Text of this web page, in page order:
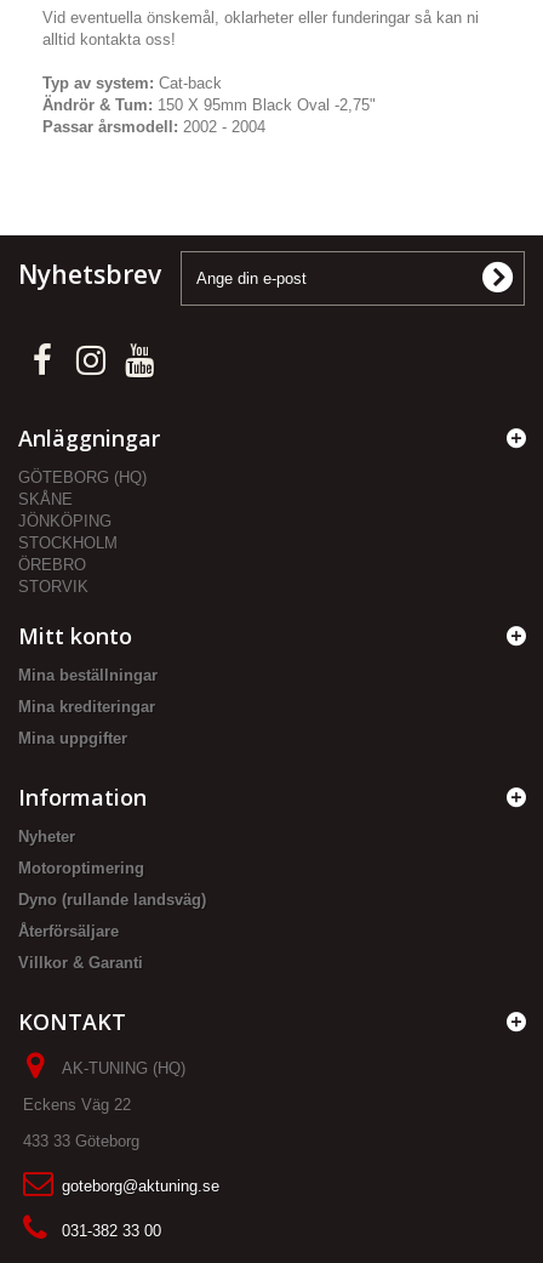
Vid eventuella önskemål, oklarheter eller funderingar så kan ni
alltid kontakta oss!
Typ av system: Cat-back
Ändrör & Tum: 150 X 95mm Black Oval -2,75"
Passar årsmodell: 2002 - 2004
Nyhetsbrev
Anläggningar
GÖTEBORG (HQ)
SKÅNE
JÖNKÖPING
STOCKHOLM
ÖREBRO
STORVIK
Mitt konto
Mina beställningar
Mina krediteringar
Mina uppgifter
Information
Nyheter
Motoroptimering
Dyno (rullande landsväg)
Återförsäljare
Villkor & Garanti
KONTAKT
AK-TUNING (HQ)
Eckens Väg 22
433 33 Göteborg
goteborg@aktuning.se
031-382 33 00